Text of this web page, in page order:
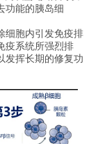
功能的胰岛细
细胞内引发免疫排
疫系统所强烈排
发挥长期的修复功